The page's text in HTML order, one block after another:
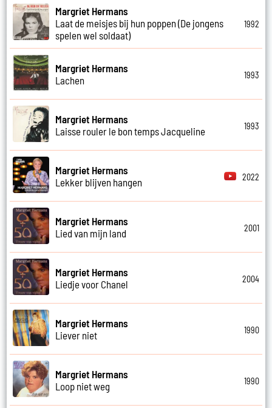
Margriet Hermans
Laat de meisjes bij hun poppen (De jongens
spelen wel soldaat)
1992
Margriet Hermans
Lachen
1993
Margriet Hermans
Laisse rouler le bon temps Jacqueline
1993
Margriet Hermans
Lekker blijven hangen
2022
Margriet Hermans
Lied van mijn land
2001
Margriet Hermans
Liedje voor Chanel
2004
Margriet Hermans
Liever niet
1990
Margriet Hermans
Loop niet weg
1990